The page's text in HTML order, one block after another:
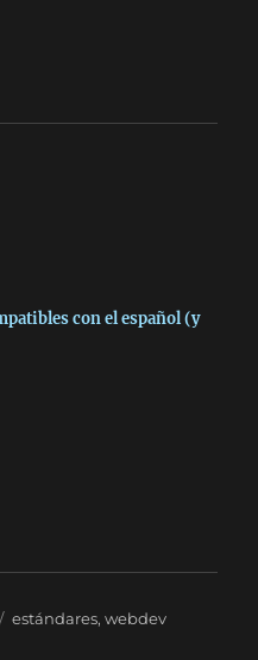
con el español (y
Etiquetas
estándares,webdev